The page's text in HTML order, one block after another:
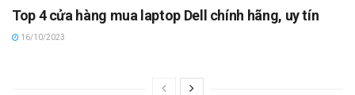
Top 4 cửa hàng mua laptop Dell chính hãng, uy tín
16/10/2023